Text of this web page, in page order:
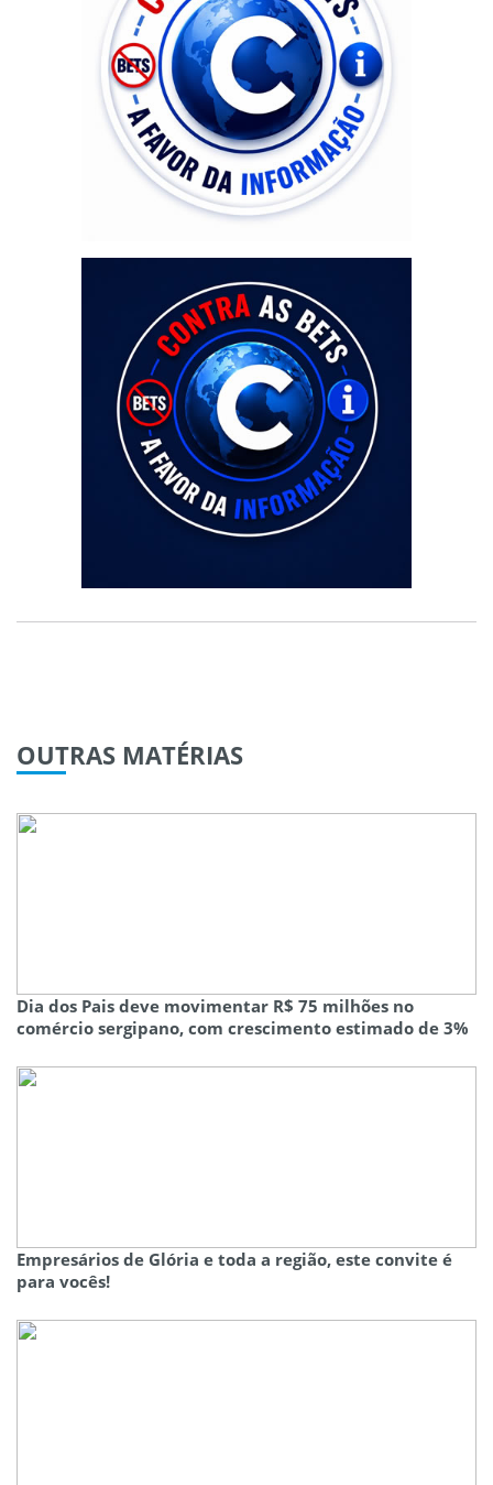
OUTRAS MATÉRIAS
Dia dos Pais deve movimentar R$ 75 milhões no
comércio sergipano, com crescimento estimado de 3%
Empresários de Glória e toda a região, este convite é
para vocês!